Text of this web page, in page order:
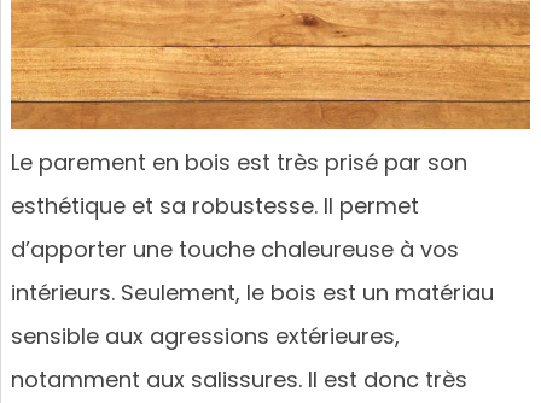
Le parement en bois est très prisé par son
esthétique et sa robustesse. Il permet
d’apporter une touche chaleureuse à vos
intérieurs. Seulement, le bois est un matériau
sensible aux agressions extérieures,
notamment aux salissures. Il est donc très